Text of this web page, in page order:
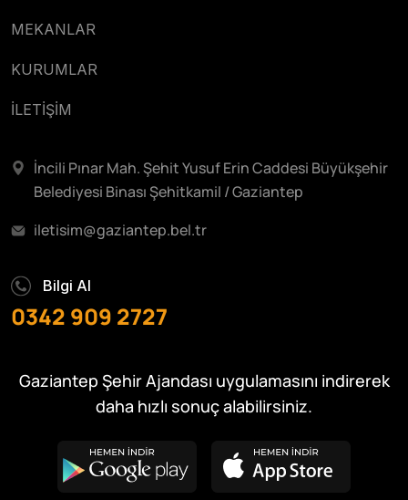
MEKANLAR
KURUMLAR
İLETİŞİM
İncili Pınar Mah. Şehit Yusuf Erin Caddesi Büyükşehir
Belediyesi Binası Şehitkamil / Gaziantep
iletisim@gaziantep.bel.tr
Bilgi Al
0342 909 2727
Gaziantep Şehir Ajandası uygulamasını indirerek
daha hızlı sonuç alabilirsiniz.